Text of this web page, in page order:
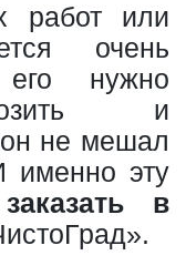
работ или
очень
нужно
и
он не мешал
именно эту
заказать в